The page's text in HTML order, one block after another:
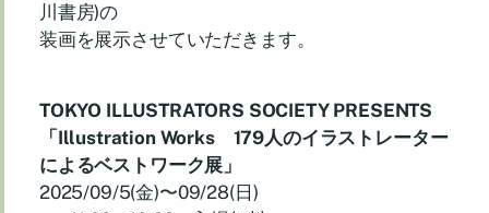
川書房)の
装画を展示させていただきます。
TOKYO ILLUSTRATORS SOCIETY PRESENTS
「 Illustration Works 179人のイラストレーター
によるベストワーク展 」
2025/09/5(金)〜09/28(日)